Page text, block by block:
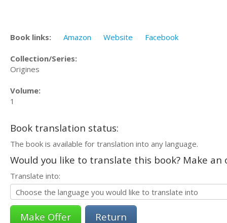
Book links: Amazon Website Facebook
Collection/Series:
Origines
Volume:
1
Book translation status:
The book is available for translation into any language.
Would you like to translate this book? Make
Translate into:
Return